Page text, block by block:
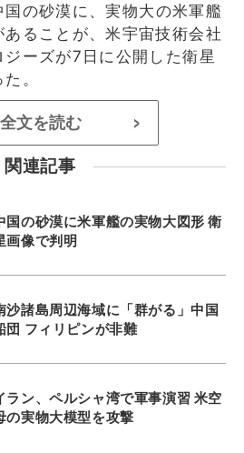
国の砂漠に、実物大の米軍艦
ることが、米宇宙技術会社
ーズが7日に公開した衛星
。
全文を読む >
関連記事
国の砂漠に米軍艦の実物大図形 衛
画像で判明
沙諸島周辺海域に「群がる」中国
団 フィリピンが非難
ラン、ペルシャ湾で軍事演習 米空
の実物大模型を攻撃